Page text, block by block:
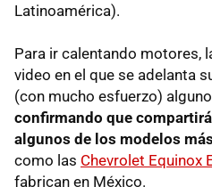
Latinoamérica).
Para ir calentando motores,
video en el que se adelanta
(con mucho esfuerzo)
confirmando que
algunos de los modelos
como las Chevrolet Equinox
fabrican en México.